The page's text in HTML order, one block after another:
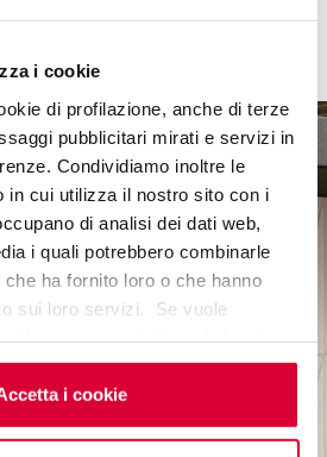
i cookie
di profilazione, anche di terze
pubblicitari mirati e servizi in
Condividiamo inoltre le
in cui utilizza il nostro sito con i
di analisi dei dati web,
i quali potrebbero combinarle
ha fornito loro o che hanno
sui loro servizi. Se vuole
può essere espresso
i cookie”. Se non vuole i
negare il consenso sul tasto
i cookie
tono sobre tono crean un